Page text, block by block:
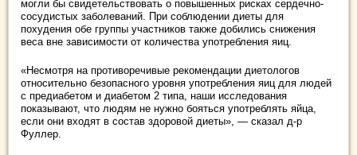
могли бы свидетельствовать о повышенных рисках сердечно-
сосудистых заболеваний. При соблюдении диеты для
похудения обе группы участников также добились снижения
веса вне зависимости от количества употребления яиц.
«Несмотря на противоречивые рекомендации диетологов
относительно безопасного уровня употребления яиц для людей
с предиабетом и диабетом 2 типа, наши исследования
показывают, что людям не нужно бояться употреблять яйца,
если они входят в состав здоровой диеты», — сказал д-р
Фуллер.